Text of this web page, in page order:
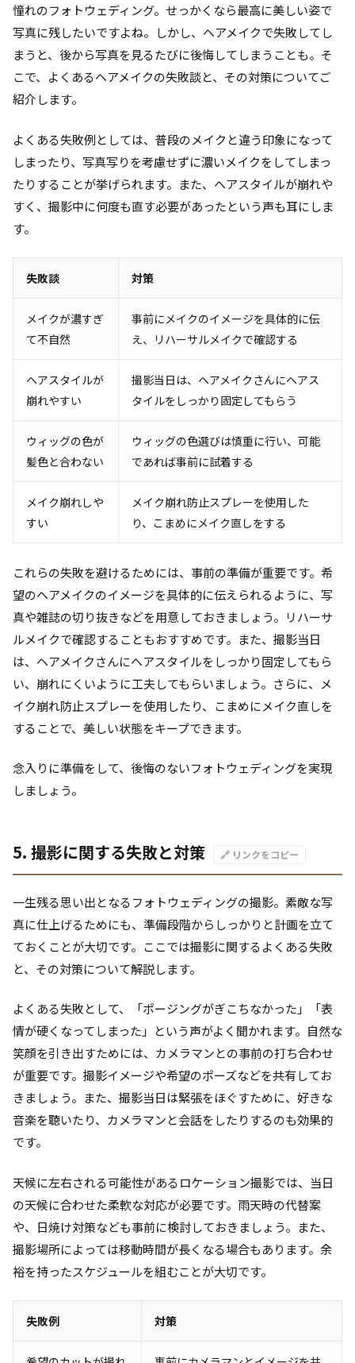
憧れのフォトウェディング。せっかくなら最高に美しい姿で
写真に残したいですよね。しかし、ヘアメイクで失敗してし
まうと、後から写真を見るたびに後悔してしまうことも。そ
こで、よくあるヘアメイクの失敗談と、その対策についてご
紹介します。
よくある失敗例としては、普段のメイクと違う印象になって
しまったり、写真写りを考慮せずに濃いメイクをしてしまっ
たりすることが挙げられます。また、ヘアスタイルが崩れや
すく、撮影中に何度も直す必要があったという声も耳にしま
す。
失敗談 対策
メイクが濃すぎ
て不自然
事前にメイクのイメージを具体的に伝
え、リハーサルメイクで確認する
ヘアスタイルが
崩れやすい
撮影当日は、ヘアメイクさんにヘアス
タイルをしっかり固定してもらう
ウィッグの色が
髪色と合わない
ウィッグの色選びは慎重に行い、可能
であれば事前に試着する
メイク崩れしや
すい
メイク崩れ防止スプレーを使用した
り、こまめにメイク直しをする
これらの失敗を避けるためには、事前の準備が重要です。希
望のヘアメイクのイメージを具体的に伝えられるように、写
真や雑誌の切り抜きなどを用意しておきましょう。リハーサ
ルメイクで確認することもおすすめです。また、撮影当日
は、ヘアメイクさんにヘアスタイルをしっかり固定してもら
い、崩れにくいように工夫してもらいましょう。さらに、メ
イク崩れ防止スプレーを使用したり、こまめにメイク直しを
することで、美しい状態をキープできます。
念入りに準備をして、後悔のないフォトウェディングを実現
しましょう。
5. 撮影に関する失敗と対策 🔗 リンクをコピー
一生残る思い出となるフォトウェディングの撮影。素敵な写
真に仕上げるためにも、準備段階からしっかりと計画を立て
ておくことが大切です。ここでは撮影に関するよくある失敗
と、その対策について解説します。
よくある失敗として、「ポージングがぎこちなかった」「表
情が硬くなってしまった」という声がよく聞かれます。自然な
笑顔を引き出すためには、カメラマンとの事前の打ち合わせ
が重要です。撮影イメージや希望のポーズなどを共有してお
きましょう。また、撮影当日は緊張をほぐすために、好きな
音楽を聴いたり、カメラマンと会話をしたりするのも効果的
です。
天候に左右される可能性があるロケーション撮影では、当日
の天候に合わせた柔軟な対応が必要です。雨天時の代替案
や、日焼け対策なども事前に検討しておきましょう。また、
撮影場所によっては移動時間が長くなる場合もあります。余
裕を持ったスケジュールを組むことが大切です。
失敗例 対策